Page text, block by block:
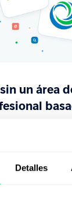
Detalles
un área
de
que